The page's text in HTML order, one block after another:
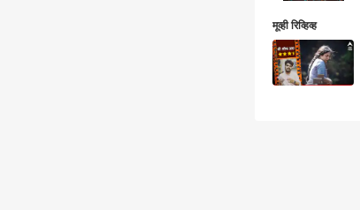
मूव्ही रिव्हिव्ह